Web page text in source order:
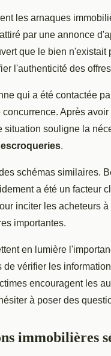
les arnaques
par une annonce
que le bien n'existait
l'authenticité des
qui a été contactée
Après
souligne la
escroqueries.
schémas similaires.
a été un facteur
inciter les acheteurs
importantes.
en lumière
vérifier les
encouragent les
à poser des
immobilières